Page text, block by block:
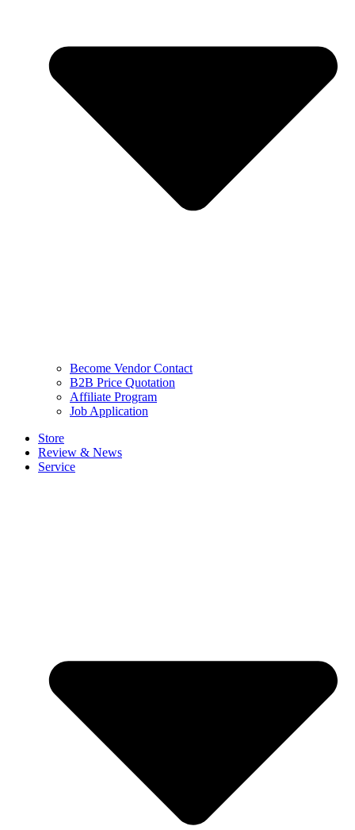
Become Vendor Contact
B2B Price Quotation
Affiliate Program
Job Application
Store
Review & News
Service